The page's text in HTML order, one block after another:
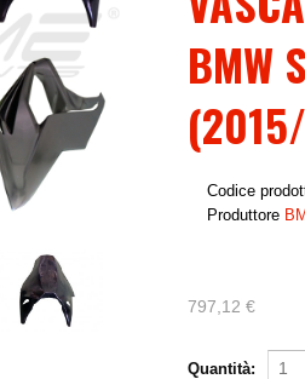
BMW
Codice
Produttore
797,12 €
Quantità: